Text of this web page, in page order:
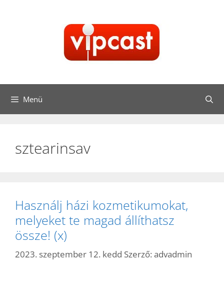
Menü
sztearinsav
Használj házi kozmetikumokat,
melyeket te magad állíthatsz
össze! (x)
2023. szeptember 12. kedd Szerző: advadmin